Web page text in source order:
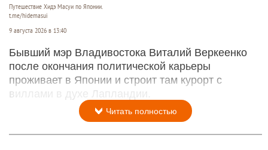
Путешествие Хидэ Масуи по Японии.
t.me/hidemasui
9 августа 2026 в 13:40
Бывший мэр Владивостока Виталий Веркеенко
после окончания политической карьеры
проживает в Японии и строит там курорт с
виллами в духе Лапландии.
Читать полностью